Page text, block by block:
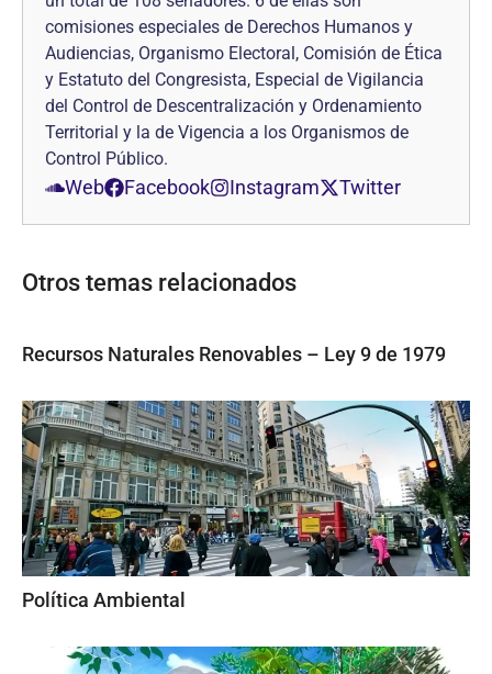
comisiones especiales de Derechos Humanos y
Audiencias, Organismo Electoral, Comisión de Ética
y Estatuto del Congresista, Especial de Vigilancia
del Control de Descentralización y Ordenamiento
Territorial y la de Vigencia a los Organismos de
Control Público.
Web Facebook Instagram Twitter
Otros temas relacionados
Recursos Naturales Renovables – Ley 9 de 1979
Política Ambiental